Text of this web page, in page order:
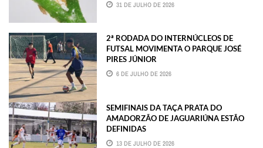
31 DE JULHO DE 2026
2ª RODADA DO INTERNÚCLEOS DE
FUTSAL MOVIMENTA O PARQUE JOSÉ
PIRES JÚNIOR
6 DE JULHO DE 2026
SEMIFINAIS DA TAÇA PRATA DO
AMADORZÃO DE JAGUARIÚNA ESTÃO
DEFINIDAS
13 DE JULHO DE 2026